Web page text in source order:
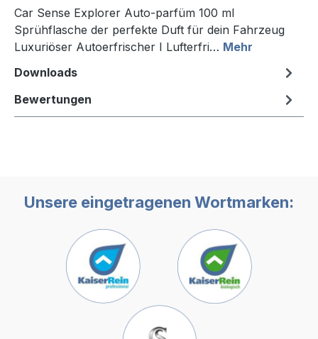
Car Sense Explorer Auto-parfüm 100 ml
Sprühflasche der perfekte Duft für dein Fahrzeug
Luxuriöser Autoerfrischer I Lufterfri… Mehr
Downloads
Bewertungen
Unsere eingetragenen Wortmarken: